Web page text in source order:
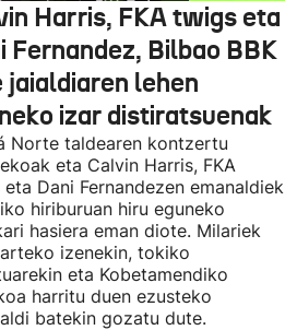
Harris, FKA twigs eta
Fernandez, Bilbao BBK
jaialdiaren lehen
izar distiratsuenak
Norte taldearen kontzertu
eta Calvin Harris, FKA
Dani Fernandezen emanaldiek
hiriburuan hiru eguneko
hasiera eman diote. Milariek
izenekin, tokiko
eta Kobetamendiko
harritu duen ezusteko
batekin gozatu dute.